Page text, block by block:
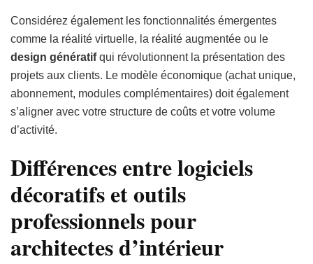
Considérez également les fonctionnalités émergentes
comme la réalité virtuelle, la réalité augmentée ou le
design génératifqui révolutionnent la présentation des
projets aux clients. Le modèle économique (achat unique,
abonnement, modules complémentaires) doit également
s’aligner avec votre structure de coûts et votre volume
d’activité.
Différences entre logiciels
décoratifs et outils
professionnels pour
architectes d’intérieur